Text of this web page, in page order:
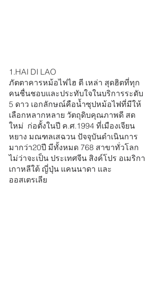
1.HAI DI LAO
ภัตตาคารหม้อไฟไฮ ตี เหล่า สุดฮิตที่ทุก
คนชื่นชอบและประทับใจในบริการระดับ
5 ดาว เอกลักษณ์คือน้ำซุปหม้อไฟที่มีให้
เลือกหลากหลาย วัตถุดิบคุณภาพดี สด
ใหม่  ก่อตั้งในปี ค.ศ.1994 ที่เมืองเจียน
หยาง มณฑลเสฉวน ปัจจุบันดำเนินการ
มากว่า20ปี มีทั้งหมด 768 สาขาทั่วโลก
ไม่ว่าจะเป็น ประเทศจีน สิงค์โปร อเมริกา
เกาหลีใต้ ญี่ปุ่น แคนนาดา และ
ออสเตรเลีย